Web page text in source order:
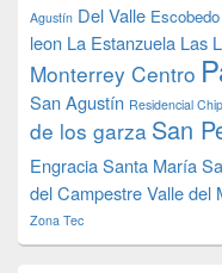
Agustín Del Valle Escobedo
leon La Estanzuela Las
Monterrey Centro
San Agustín Residencial
de los garza San
EngraciaSanta María
del CampestreValle del
Zona Tec